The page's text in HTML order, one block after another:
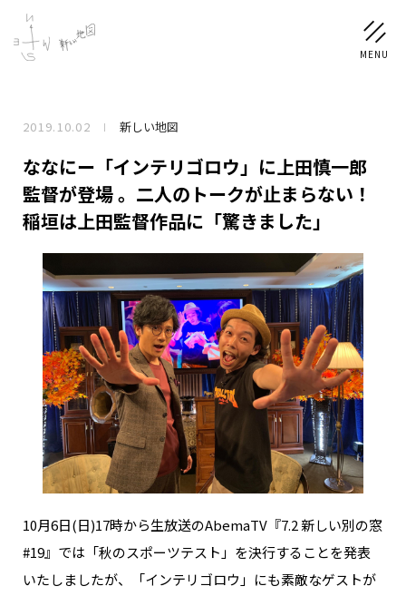
NEWS
SCHEDULE
稲垣 吾郎 草彅 剛 香取 慎吾
DISCOGRAPHY
CHIZUSHOP
NAKAMA入会
CHIZULOG
FAQ
2019.10.02 新しい地図
ななにー「インテリゴロウ」に上田慎一郎
監督が登場 。二人のトークが止まらない！
稲垣は上田監督作品に「驚きました」
10月6日(日)17時から生放送のAbemaTV『7.2 新しい別の窓
#19』では「秋のスポーツテスト」を決行することを発表
いたしましたが、「インテリゴロウ」にも素敵なゲストが